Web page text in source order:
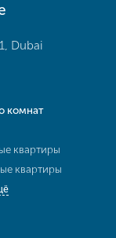
Dubai
комнат
квартиры
квартиры